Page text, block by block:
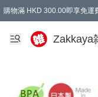
購物滿 HKD 300.00即享免運
Zakkaya